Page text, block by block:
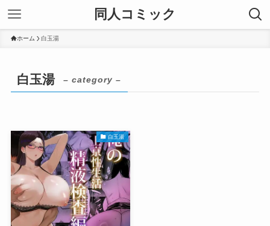
同人コミック
ホーム 白玉湯
白玉湯 – category –
白玉湯